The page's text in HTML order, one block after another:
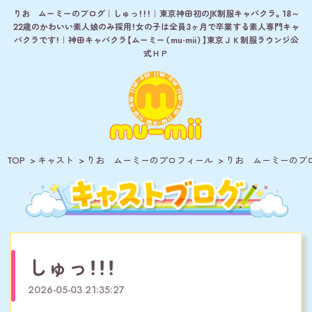
りお ムーミーのブログ｜しゅっ！！！｜東京神田初のJK制服キャバクラ。18～
22歳のかわいい素人娘のみ採用！女の子は全員3ヶ月で卒業する素人専門キャ
バクラです！｜神田キャバクラ【ムーミー（mu-mii）】東京ＪＫ制服ラウンジ公
式ＨＰ
TOP キャスト りお ムーミーのプロフィール りお ムーミーのブ
しゅっ！！！
2026-05-03 21:35:27